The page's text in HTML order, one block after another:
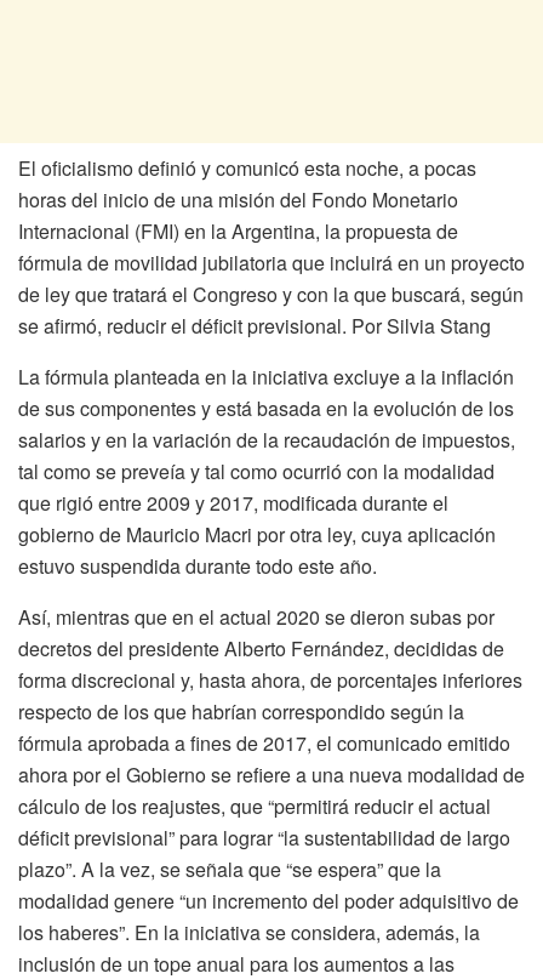
El oficialismo definió y comunicó esta noche, a pocas
horas del inicio de una misión del Fondo Monetario
Internacional (FMI) en la Argentina, la propuesta de
fórmula de movilidad jubilatoria que incluirá en un proyecto
de ley que tratará el Congreso y con la que buscará, según
se afirmó, reducir el déficit previsional. Por Silvia Stang
La fórmula planteada en la iniciativa excluye a la inflación
de sus componentes y está basada en la evolución de los
salarios y en la variación de la recaudación de impuestos,
tal como se preveía y tal como ocurrió con la modalidad
que rigió entre 2009 y 2017, modificada durante el
gobierno de Mauricio Macri por otra ley, cuya aplicación
estuvo suspendida durante todo este año.
Así, mientras que en el actual 2020 se dieron subas por
decretos del presidente Alberto Fernández, decididas de
forma discrecional y, hasta ahora, de porcentajes inferiores
respecto de los que habrían correspondido según la
fórmula aprobada a fines de 2017, el comunicado emitido
ahora por el Gobierno se refiere a una nueva modalidad de
cálculo de los reajustes, que “permitirá reducir el actual
déficit previsional” para lograr “la sustentabilidad de largo
plazo”. A la vez, se señala que “se espera” que la
modalidad genere “un incremento del poder adquisitivo de
los haberes”. En la iniciativa se considera, además, la
inclusión de un tope anual para los aumentos a las